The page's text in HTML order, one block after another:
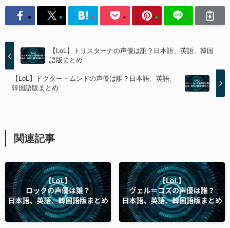
【LoL】トリスターナの声優は誰？日本語、英語、韓国
語版まとめ
【LoL】ドクター・ムンドの声優は誰？日本語、英語、
韓国語版まとめ
関連記事